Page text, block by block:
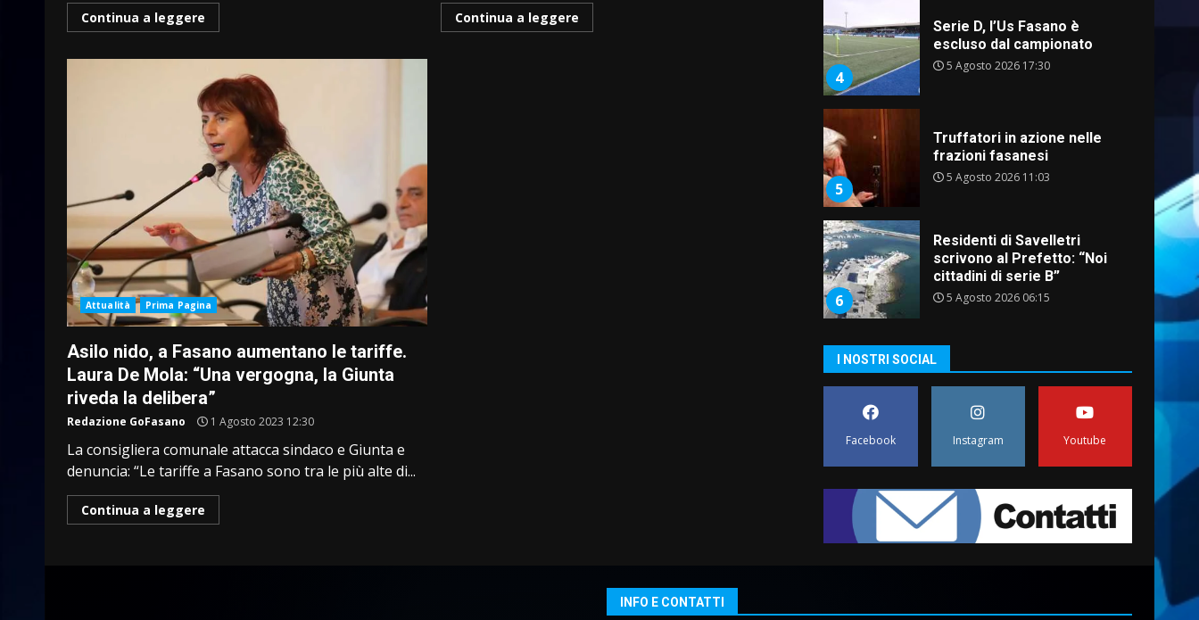
Continua a leggere Continua a leggere
Attualità Prima Pagina
Asilo nido, a Fasano aumentano le tariffe.
Laura De Mola: “Una vergogna, la Giunta
riveda la delibera”
Redazione GoFasano 1 Agosto 2023 12:30
La consigliera comunale attacca sindaco e Giunta e
denuncia: “Le tariffe a Fasano sono tra le più alte di...
Continua a leggere
4
Serie D, l’Us Fasano è
escluso dal campionato
5 Agosto 2026 17:30
5
Truffatori in azione nelle
frazioni fasanesi
5 Agosto 2026 11:03
6
Residenti di Savelletri
scrivono al Prefetto: “Noi
cittadini di serie B”
5 Agosto 2026 06:15
Pesce Spada: appuntamento
a sabato 8 agosto
5 Agosto 2026 06:10
pronta a tornare in Consiglio
comunale
6 Agosto 2026 08:00
I NOSTRI SOCIAL
Facebook Instagram Youtube
INFO E CONTATTI